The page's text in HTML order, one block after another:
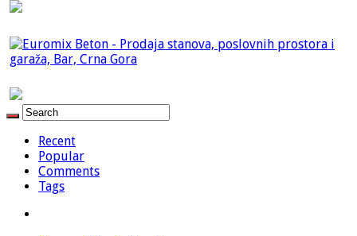
Recent
Popular
Comments
Tags